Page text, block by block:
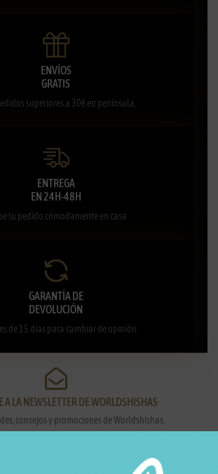
ENVÍOS
GRATIS
superiores a 30€ en península.
ENTREGA
EN 24H-48H
tu pedido cómodamente en casa.
GARANTÍA DE
DEVOLUCIÓN
de 15 días para cambiar de opinión.
A LA NEWSLETTER DE WORLDSHISHAS
consejos y promociones de Worldshishas.